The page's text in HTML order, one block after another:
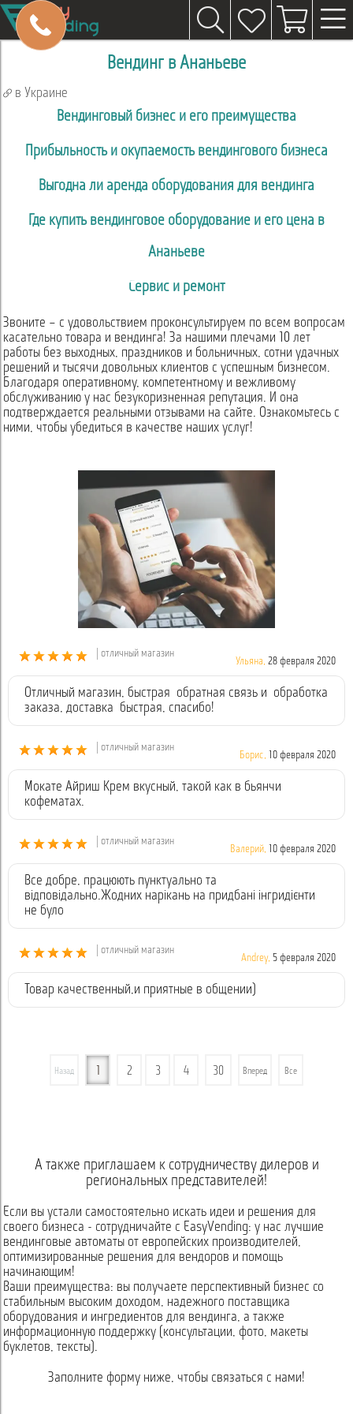
Вендинг в Ананьеве
в Украине
Вендинговый бизнес и его преимущества
Прибыльность и окупаемость вендингового бизнеса
Выгодна ли аренда оборудования для вендинга
Где купить вендинговое оборудование и его цена в
Ананьеве
Сервис и ремонт
Звоните – с удовольствием проконсультируем по всем вопросам
касательно товара и вендинга! За нашими плечами 10 лет
работы без выходных, праздников и больничных, сотни удачных
решений и тысячи довольных клиентов с успешным бизнесом.
Благодаря оперативному, компетентному и вежливому
обслуживанию у нас безукоризненная репутация. И она
подтверждается реальными отзывами на сайте. Ознакомьтесь с
ними, чтобы убедиться в качестве наших услуг!
| отличный магазин
Ульяна, 28 февраля 2020
Отличный магазин, быстрая обратная связь и обработка
заказа, доставка быстрая, спасибо!
| отличный магазин
Борис, 10 февраля 2020
Мокате Айриш Крем вкусный, такой как в бьянчи
кофематах.
| отличный магазин
Валерий, 10 февраля 2020
Все добре, працюють пунктуально та
відповідально.Жодних нарікань на придбані інгридієнти
не було
| отличный магазин
Andrey, 5 февраля 2020
Товар качественный,и приятные в общении)
Назад 2 3 4 30 Вперед Все
А также приглашаем к сотрудничеству дилеров и
региональных представителей!
Если вы устали самостоятельно искать идеи и решения для
своего бизнеса - сотрудничайте с EasyVending: у нас лучшие
вендинговые автоматы от европейских производителей,
оптимизированные решения для вендоров и помощь
начинающим!
Ваши преимущества: вы получаете перспективный бизнес со
стабильным высоким доходом, надежного поставщика
оборудования и ингредиентов для вендинга, а также
информационную поддержку (консультации, фото, макеты
буклетов, тексты).
Заполните форму ниже, чтобы связаться с нами!